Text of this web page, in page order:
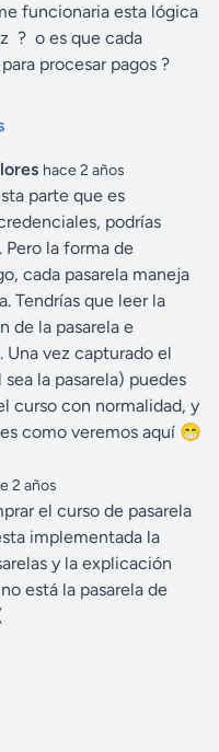
funcionaria esta lógica
? o es que cada
procesar pagos ?
hace 2 años
parte que es
podrías
Pero la forma de
cada pasarela maneja
Tendrías que leer la
de la pasarela e
Una vez capturado el
la pasarela) puedes
curso con normalidad, y
como veremos aquí 😁
2 años
el curso de pasarela
implementada la
y la explicación
está la pasarela de